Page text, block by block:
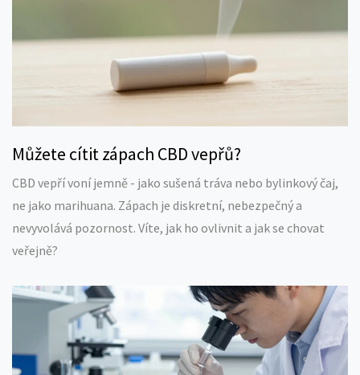
Můžete cítit zápach CBD vepřů?
CBD vepří voní jemně - jako sušená tráva nebo bylinkový čaj,
ne jako marihuana. Zápach je diskretní, nebezpečný a
nevyvolává pozornost. Víte, jak ho ovlivnit a jak se chovat
veřejně?